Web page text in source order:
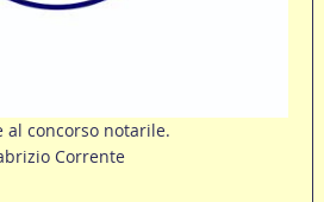
al concorso notarile.
Corrente